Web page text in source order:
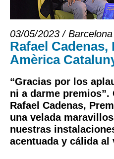
03/05/2023 / Barcelona
Rafael Cadenas,
Amèrica
“Gracias por los
ni a darme premios”.
Rafael Cadenas,
una velada
nuestras
acentuada y cálida al